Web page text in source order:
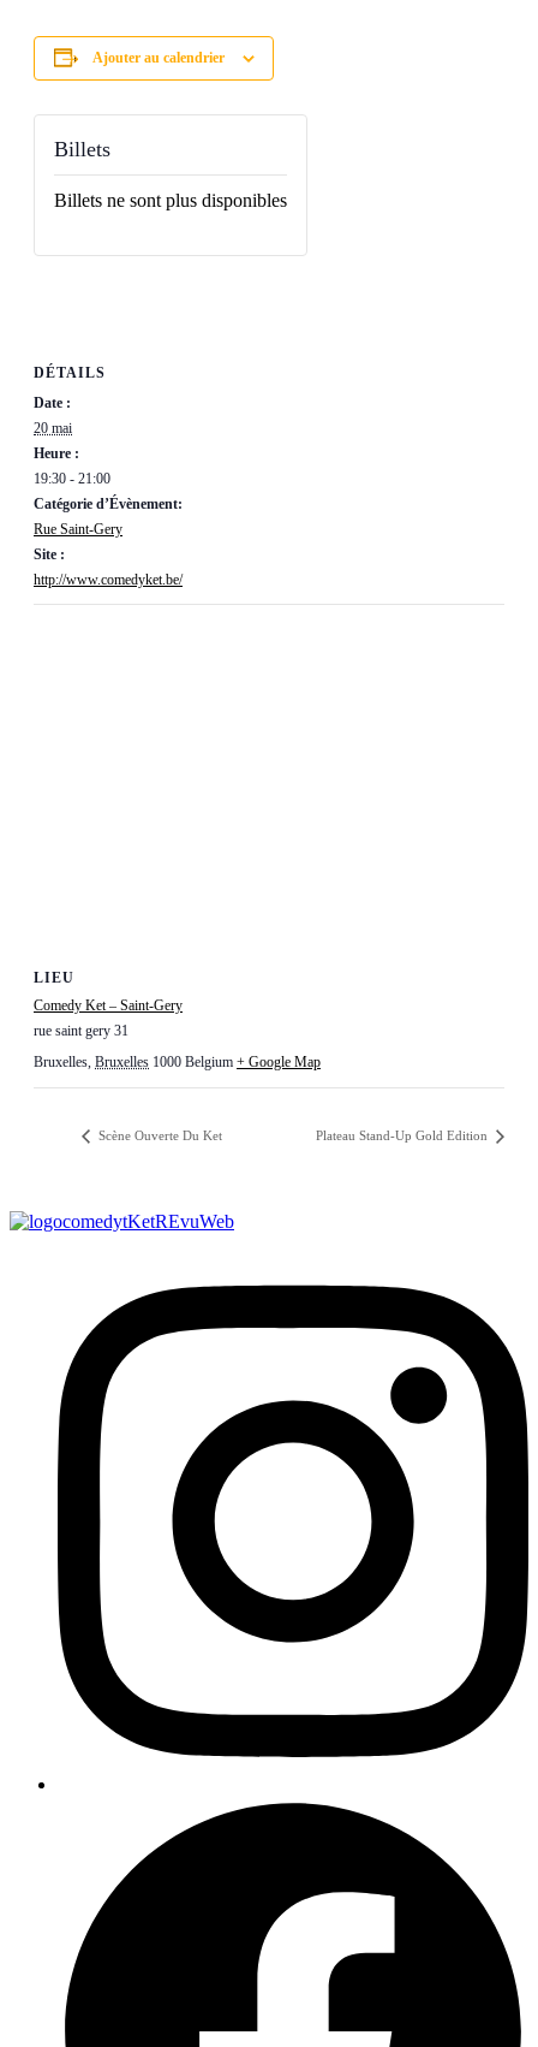
Ajouter au calendrier
DÉTAILS
Date :
20 mai
Heure :
19:30 - 21:00
Catégorie d’Évènement:
Rue Saint-Gery
Site :
http://www.comedyket.be/
LIEU
Comedy Ket – Saint-Gery
rue saint gery 31
Bruxelles, Bruxelles 1000 Belgium + Google Map
Billets
Billets ne sont plus disponibles
Scène Ouverte Du Ket Plateau Stand-Up Gold Edition